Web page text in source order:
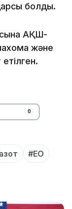
болды.
АҚШ-
және
0
#ЕО